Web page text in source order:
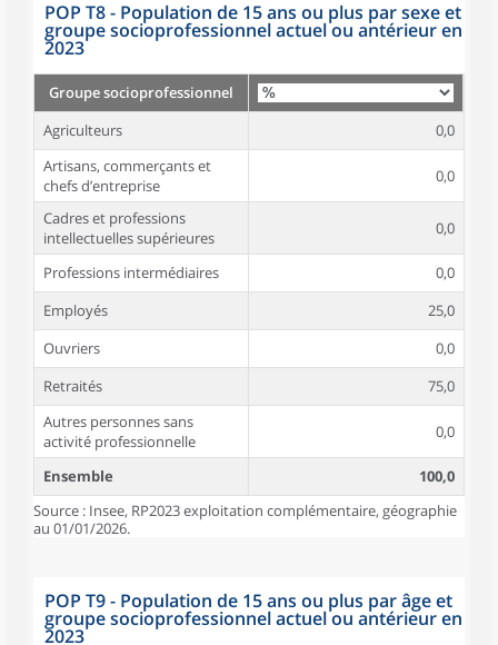
POP T8 - Population de 15 ans ou plus par sexe et
groupe socioprofessionnel actuel ou antérieur en
2023
Groupe socioprofessionnel
Agriculteurs
0,0
Artisans, commerçants et
chefs d’entreprise
0,0
Cadres et professions
intellectuelles supérieures
0,0
Professions intermédiaires
0,0
Employés
25,0
Ouvriers
0,0
Retraités
75,0
Autres personnes sans
activité professionnelle
0,0
Ensemble
100,0
Source : Insee, RP2023 exploitation complémentaire, géographie
au 01/01/2026.
POP T9 - Population de 15 ans ou plus par âge et
groupe socioprofessionnel actuel ou antérieur en
2023